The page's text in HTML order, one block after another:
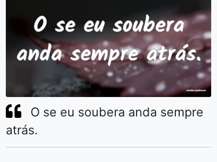
O se eu soubera anda sempre
atrás.